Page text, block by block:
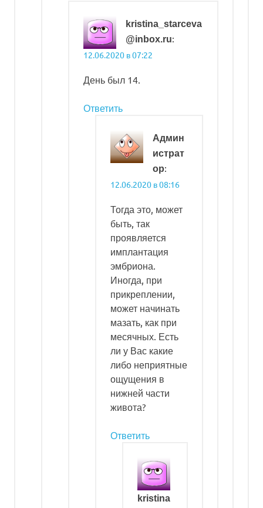
kristina_starceva
@inbox.ru:
12.06.2020 в 07:22
День был 14.
Ответить
Админ
истрат
ор:
12.06.2020 в 08:16
Тогда это, может
быть, так
проявляется
имплантация
эмбриона.
Иногда, при
прикреплении,
может начинать
мазать, как при
месячных. Есть
ли у Вас какие
либо неприятные
ощущения в
нижней части
живота?
Ответить
kristina